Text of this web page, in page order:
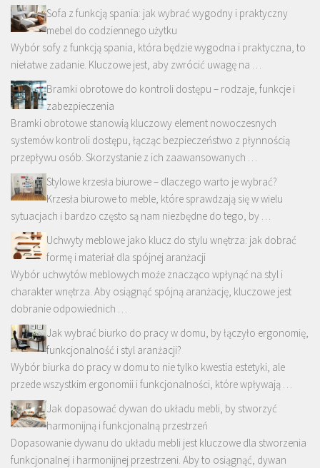
Sofa z funkcją spania: jak wybrać wygodny i praktyczny
mebel do codziennego użytku
Wybór sofy z funkcją spania, która będzie wygodna i praktyczna, to
niełatwe zadanie. Kluczowe jest, aby zwrócić uwagę na …
Bramki obrotowe do kontroli dostępu – rodzaje, funkcje i
zabezpieczenia
Bramki obrotowe stanowią kluczowy element nowoczesnych
systemów kontroli dostępu, łącząc bezpieczeństwo z płynnością
przepływu osób. Skorzystanie z ich zaawansowanych …
Stylowe krzesła biurowe – dlaczego warto je wybrać?
Krzesła biurowe to meble, które sprawdzają się w wielu
sytuacjach i bardzo często są nam niezbędne do tego, by …
Uchwyty meblowe jako klucz do stylu wnętrza: jak dobrać
formę i materiał dla spójnej aranżacji
Wybór uchwytów meblowych może znacząco wpłynąć na styl i
charakter wnętrza. Aby osiągnąć spójną aranżację, kluczowe jest
dobranie odpowiednich …
Jak wybrać biurko do pracy w domu, by łączyło ergonomię,
funkcjonalność i styl aranżacji?
Wybór biurka do pracy w domu to nie tylko kwestia estetyki, ale
przede wszystkim ergonomii i funkcjonalności, które wpływają …
Jak dopasować dywan do układu mebli, by stworzyć
harmonijną i funkcjonalną przestrzeń
Dopasowanie dywanu do układu mebli jest kluczowe dla stworzenia
funkcjonalnej i harmonijnej przestrzeni. Aby to osiągnąć, dywan